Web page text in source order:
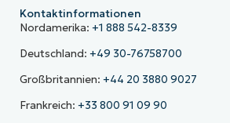
Kontaktinformationen
Nordamerika: +1 888 542-8339
Deutschland: +49 30-76758700
Großbritannien: +44 20 3880 9027
Frankreich: +33 800 91 09 90